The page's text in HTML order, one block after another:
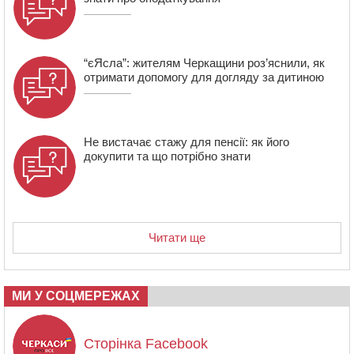
“єЯсла”: жителям Черкащини роз’яснили, як
отримати допомогу для догляду за дитиною
Не вистачає стажу для пенсії: як його
докупити та що потрібно знати
Читати ще
МИ У СОЦМЕРЕЖАХ
Сторінка Facebook